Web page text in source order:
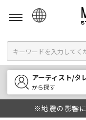
English
한국어
中文
アーティスト/タ
から探す
※地震の影響